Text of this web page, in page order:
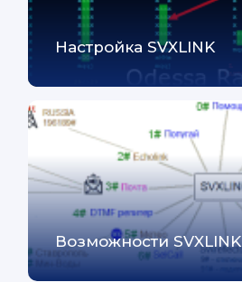
Настройка SVXLINK
Возможности SVXLINK